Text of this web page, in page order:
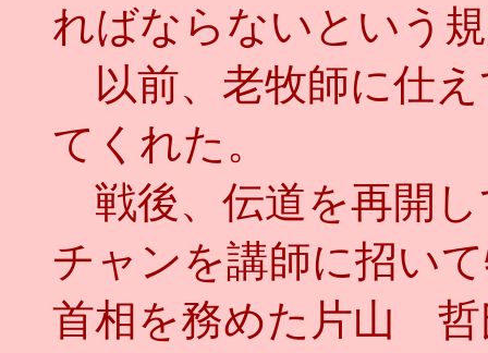
ればならないという
以前、老牧師に仕
てくれた。
戦後、伝道を再開
チャンを講師に招い
首相を務めた片山 哲